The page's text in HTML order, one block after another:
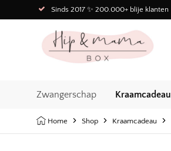
Sinds 2017 ✨ 200.000+ blije klanten
Zwangerschap Kraamcadeau
Home Shop Kraamcadeau